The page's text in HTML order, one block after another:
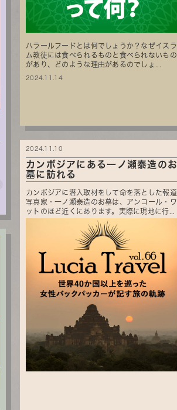
ハラールフードとは何でしょうか？なぜイスラ
ム教徒には食べられるものと食べられないもの
があり、どのような理由があるのでしょ...
2024.11.14
カンボジアにある一ノ瀬泰造のお
墓に訪れる
カンボジアに潜入取材をして命を落とした報道
写真家・一ノ瀬泰造のお墓は、アンコール・ワ
ットのほど近くにあります。実際に現地に行...
2024.11.10